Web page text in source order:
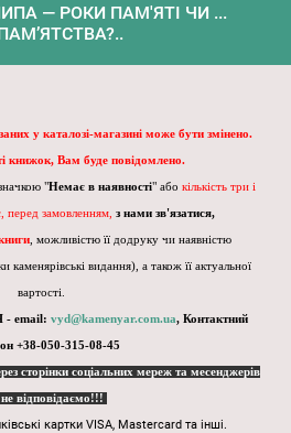
— РОКИ ПАМ'ЯТІ ЧИ ...
у каталозі-магазині може бути змінено.
книжок, Вам буде повідомлено.
"Немає в наявності" або кількість три і
замовленням, з нами зв'язатися,
, можливістю її додруку чи наявністю
каменярівські видання), а також її актуальної
вартості.
email: vyd@kamenyar.com.ua, Контактний
+38-050-315-08-45
сторінки соціальних мереж та месенджерів
відповідаємо!!!
картки VISA, Mastercard та інші.